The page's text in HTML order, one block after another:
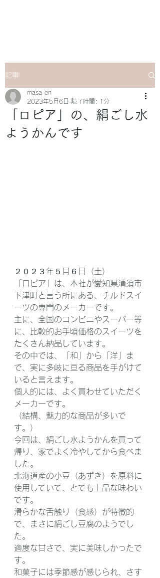
記事
「ロピア」の、絹ごし水
ようかんです
masa-en
2023年5月6日 読了時間: 1分
２０２３年５月６日（土）
「ロピア」は、本社が愛知県清須市
下津町と言う所にある、チルドスイ
ーツの専門のメーカーです。
主に、全国のコンビニやスーパー等
に、比較的お手頃価格のスイーツを
たくさん納品しています。
その中では、「和」から「洋」ま
で、実に多岐に亘る商品を手がけて
いると言えます。
個人的には、よく買わせていただく
メーカーです。
（結構、魅力的な商品が多いで
す。）
今回は、絹ごし水ようかんを買って
帰り、家でよく冷やしてから食べま
した。
北海道産の小豆（あずき）を原料に
使用していて、とても上品な味わい
です。
滑らかな舌触り（食感）が特徴的
で、まさに絹ごし豆腐のようでし
た。
適度な甘さで、実に美味しかったで
す。
和菓子には季節感が感じられ、さす